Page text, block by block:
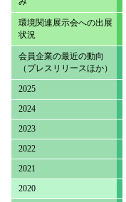
環境関連展示会への出展
状況
会員企業の最近の動向
（プレスリリースほか）
2025
2024
2023
2022
2021
2020